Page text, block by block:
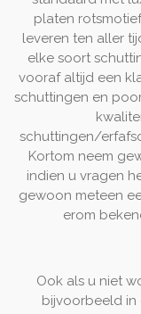
platen
leveren ten aller
elke soort
vooraf altijd een
schuttingen en
schuttingen/
Kortom neem
indien u vragen
gewoon meteen
erom
Ook als u niet
bijvoorbeeld in